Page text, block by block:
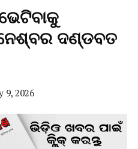
ଦଣ୍ଡବତ
9, 2026